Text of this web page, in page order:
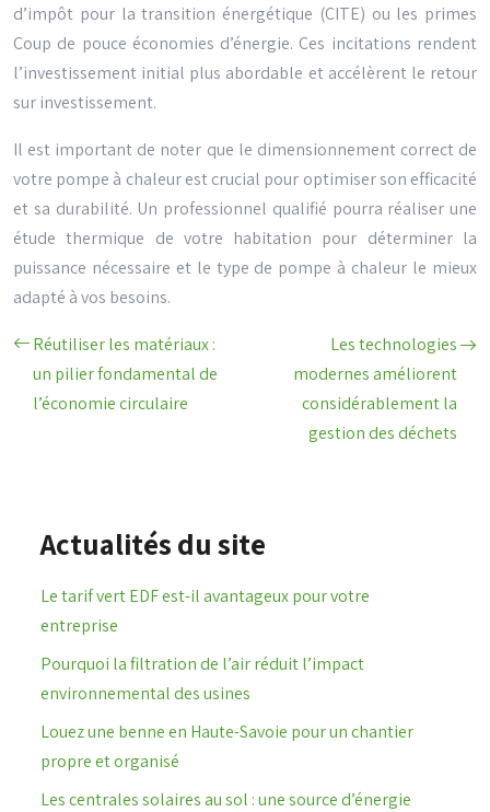
d’impôt pour la transition énergétique (CITE) ou les primes
Coup de pouce économies d’énergie. Ces incitations rendent
l’investissement initial plus abordable et accélèrent le retour
sur investissement.
Il est important de noter que le dimensionnement correct de
votre pompe à chaleur est crucial pour optimiser son efficacité
et sa durabilité. Un professionnel qualifié pourra réaliser une
étude thermique de votre habitation pour déterminer la
puissance nécessaire et le type de pompe à chaleur le mieux
adapté à vos besoins.
Réutiliser les matériaux :
un pilier fondamental de
l’économie circulaire
Les technologies
modernes améliorent
considérablement la
gestion des déchets
Actualités du site
Le tarif vert EDF est-il avantageux pour votre
entreprise
Pourquoi la filtration de l’air réduit l’impact
environnemental des usines
Louez une benne en Haute-Savoie pour un chantier
propre et organisé
Les centrales solaires au sol : une source d’énergie